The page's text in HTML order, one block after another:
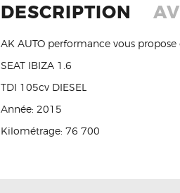
DESCRIPTION
AK AUTO performance vous
SEAT IBIZA 1.6
TDI 105cv DIESEL
Année: 2015
Kilométrage: 76 700